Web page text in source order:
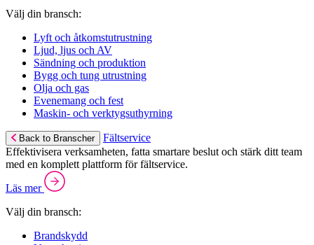
Välj din bransch:
Lyft och åtkomstutrustning
Ljud, ljus och AV
Sändning och produktion
Bygg och tung utrustning
Olja och gas
Evenemang och fest
Maskin- och verktygsuthyrning
Back to Branscher
Fältservice
Effektivisera verksamheten, fatta smartare beslut och stärk ditt team
med en komplett plattform för fältservice.
Läs mer
Välj din bransch:
Brandskydd